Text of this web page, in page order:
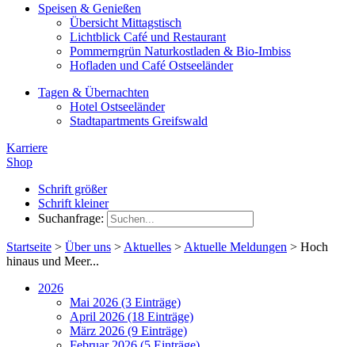
Speisen & Genießen
Übersicht Mittagstisch
Lichtblick Café und Restaurant
Pommerngrün Naturkostladen & Bio-Imbiss
Hofladen und Café Ostseeländer
Tagen & Übernachten
Hotel Ostseeländer
Stadtapartments Greifswald
Karriere
Shop
Schrift größer
Schrift kleiner
Suchanfrage:
Startseite > Über uns > Aktuelles > Aktuelle Meldungen > Hoch
hinaus und Meer...
2026
Mai 2026 (3 Einträge)
April 2026 (18 Einträge)
März 2026 (9 Einträge)